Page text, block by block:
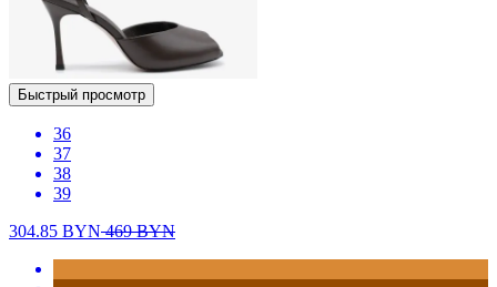
Быстрый просмотр
36
37
38
39
304.85 BYN469BYN